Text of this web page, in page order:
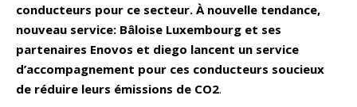
conducteurs pour ce secteur. À nouvelle tendance,
nouveau service: Bâloise Luxembourg et ses
partenaires Enovos et diego lancent un service
d’accompagnement pour ces conducteurs soucieux
de réduire leurs émissions de CO2.